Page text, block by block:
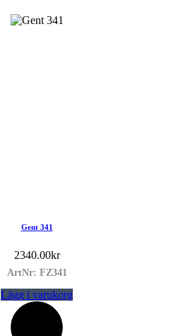
Gent 341
2340.00kr
ArtNr: FZ341
Lägg i varukorg